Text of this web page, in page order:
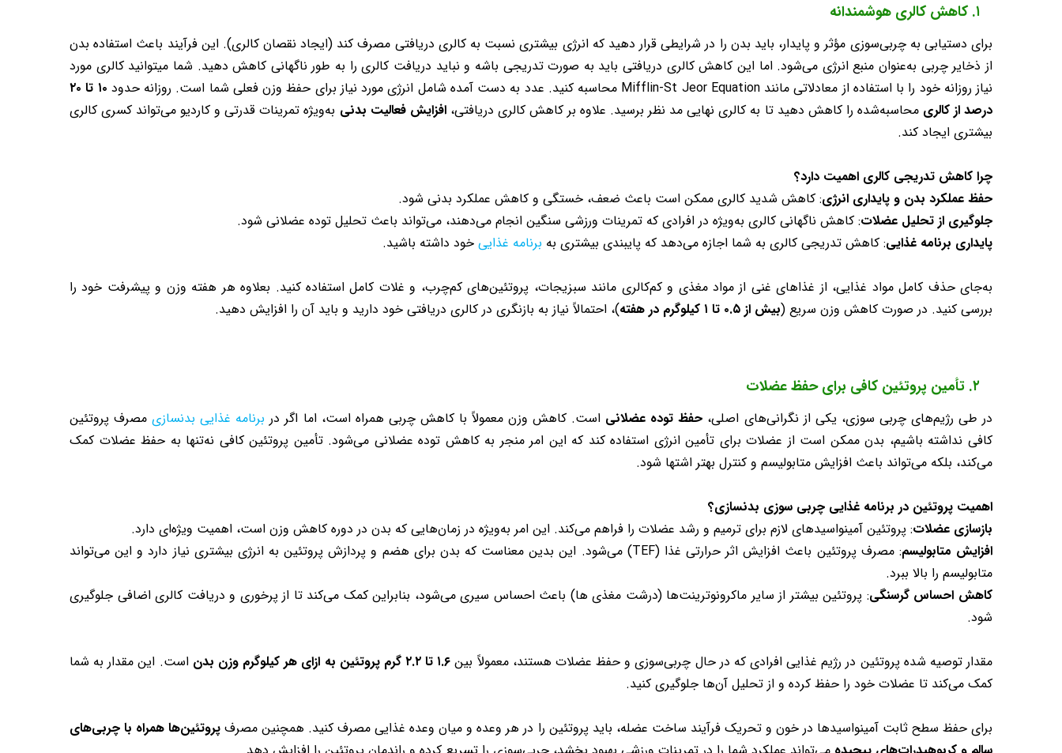
۱. کاهش کالری هوشمندانه
برای دستیابی به چربی‌سوزی مؤثر و پایدار، باید بدن را در شرایطی قرار دهید که انرژی بیشتری نسبت به کالری دریافتی مصرف کند (ایجاد نقصان کالری). این فرآیند باعث استفاده بدن
از ذخایر چربی به‌عنوان منبع انرژی می‌شود. اما این کاهش کالری دریافتی باید به صورت تدریجی باشه و نباید دریافت کالری را به طور ناگهانی کاهش دهید. شما میتوانید کالری مورد
نیاز روزانه خود را با استفاده از معادلاتی مانند Mifflin-St Jeor Equation محاسبه کنید. عدد به دست آمده شامل انرژی مورد نیاز برای حفظ وزن فعلی شما است. روزانه حدود
۱۰ تا ۲۰
درصد از کالری محاسبه‌شده را کاهش دهید تا به کالری نهایی مد نظر برسید. علاوه بر کاهش کالری دریافتی،افزایش فعالیت بدنی به‌ویژه تمرینات قدرتی و کاردیو می‌تواند کسری کالری
بیشتری ایجاد کند.
چرا کاهش تدریجی کالری اهمیت دارد؟
حفظ عملکرد بدن و پایداری انرژی: کاهش شدید کالری ممکن است باعث ضعف، خستگی و کاهش عملکرد بدنی شود.
جلوگیری از تحلیل عضلات: کاهش ناگهانی کالری به‌ویژه در افرادی که تمرینات ورزشی سنگین انجام می‌دهند، می‌تواند باعث تحلیل توده عضلانی شود.
پایداری برنامه غذایی: کاهش تدریجی کالری به شما اجازه می‌دهد که پایبندی بیشتری به برنامه غذایی خود داشته باشید.
به‌جای حذف کامل مواد غذایی، از غذاهای غنی از مواد مغذی و کم‌کالری مانند سبزیجات، پروتئین‌های کم‌چرب، و غلات کامل استفاده کنید. بعلاوه هر هفته وزن و پیشرفت خود را
بررسی کنید. در صورت کاهش وزن سریع (بیش از ۰.۵ تا ۱ کیلوگرم در هفته )، احتمالاً نیاز به بازنگری در کالری دریافتی خود دارید و باید آن را افزایش دهید.
۲. تأمین پروتئین کافی برای حفظ عضلات
در طی رژیم‌های چربی‌ سوزی، یکی از نگرانی‌های اصلی، حفظ توده عضلانی است. کاهش وزن معمولاً با کاهش چربی همراه است، اما اگر در برنامه غذایی بدنسازیمصرف پروتئین
کافی نداشته باشیم، بدن ممکن است از عضلات برای تأمین انرژی استفاده کند که این امر منجر به کاهش توده عضلانی می‌شود. تأمین پروتئین کافی نه‌تنها به حفظ عضلات کمک
می‌کند، بلکه می‌تواند باعث افزایش متابولیسم و کنترل بهتر اشتها شود.
اهمیت پروتئین در برنامه غذایی چربی سوزی بدنسازی؟
بازسازی عضلات: پروتئین آمینواسیدهای لازم برای ترمیم و رشد عضلات را فراهم می‌کند. این امر به‌ویژه در زمان‌هایی که بدن در دوره کاهش وزن است، اهمیت ویژه‌ای دارد.
افزایش متابولیسم
: مصرف پروتئین باعث افزایش اثر حرارتی غذا (TEF) می‌شود. این بدین معناست که بدن برای هضم و پردازش پروتئین به انرژی بیشتری نیاز دارد و این می‌تواند
متابولیسم را بالا ببرد.
کاهش احساس گرسنگی: پروتئین بیشتر از سایر ماکرونوترینت‌ها (درشت مغذی ها) باعث احساس سیری می‌شود، بنابراین کمک می‌کند تا از پرخوری و دریافت کالری اضافی جلوگیری
شود.
مقدار توصیه شده پروتئین در رژیم غذایی افرادی که در حال چربی‌سوزی و حفظ عضلات هستند، معمولاً بین ۱.۶ تا ۲.۲ گرم پروتئین به ازای هر کیلوگرم وزن بدن
است. این مقدار به شما
کمک می‌کند تا عضلات خود را حفظ کرده و از تحلیل آن‌ها جلوگیری کنید.
برای حفظ سطح ثابت آمینواسیدها در خون و تحریک فرآیند ساخت عضله، باید پروتئین را در هر وعده و میان وعده غذایی مصرف کنید. همچنین مصرف پروتئین‌ها همراه با چربی‌های